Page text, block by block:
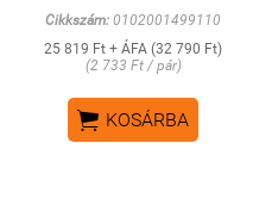
Cikkszám: 0102001499110
25 819 Ft + ÁFA (32 790 Ft)
(2 733 Ft / pár)
 KOSÁRBA